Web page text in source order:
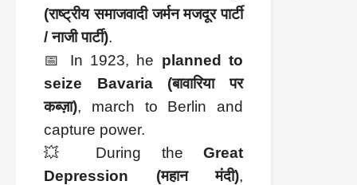
(राष्ट्रीय समाजवादी जर्मन मजदूर पार्टी
/ नाजी पार्टी).
📅 In 1923, he planned to
seize Bavaria (बावारिया पर
कब्ज़ा), march to Berlin and
capture power.
💥 During the Great
Depression (महान मंदी),